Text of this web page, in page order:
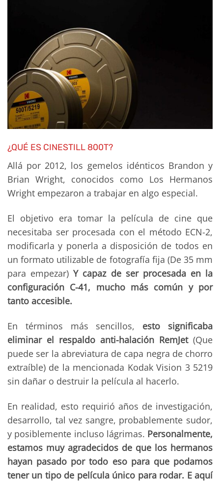
¿QUÉ ES CINESTILL 800T?
Allá por 2012, los gemelos idénticos Brandon y
Brian Wright, conocidos como Los Hermanos
Wright empezaron a trabajar en algo especial.
El objetivo era tomar la película de cine que
necesitaba ser procesada con el método ECN-2,
modificarla y ponerla a disposición de todos en
un formato utilizable de fotografía fija (De 35 mm
para empezar)Y capaz de ser procesada en la
configuración C-41, mucho más común y por
tanto accesible.
En términos más sencillos, esto significaba
eliminar el respaldo anti-halación RemJet(Que
puede ser la abreviatura de capa negra de chorro
extraíble) de la mencionada Kodak Vision 3 5219
sin dañar o destruir la película al hacerlo.
En realidad, esto requirió años de investigación,
desarrollo, tal vez sangre, probablemente sudor,
y posiblemente incluso lágrimas. Personalmente,
estamos muy agradecidos de que los hermanos
hayan pasado por todo eso para que podamos
tener un tipo de película único para rodar. E aquí